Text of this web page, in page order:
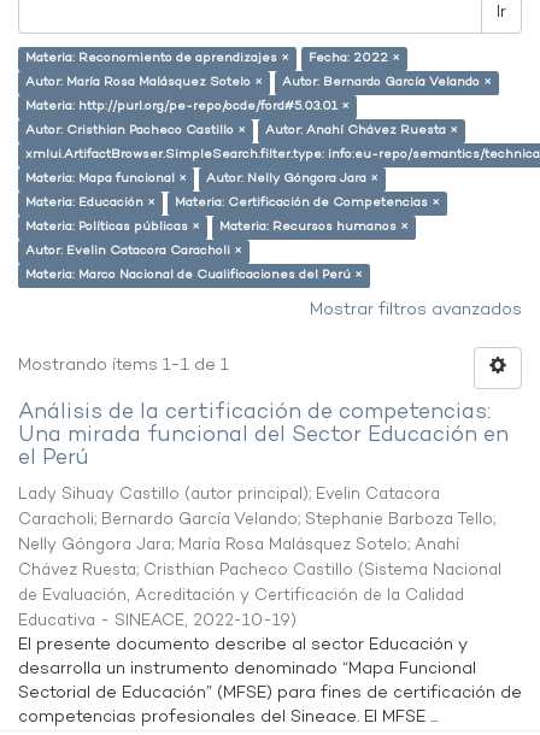
Ir
Materia: Reconomiento de aprendizajes ×
Fecha: 2022 ×
Autor: María Rosa Malásquez Sotelo ×
Autor: Bernardo García Velando ×
Materia: http://purl.org/pe-repo/ocde/ford#5.03.01 ×
Autor: Cristhian Pacheco Castillo ×
Autor: Anahí Chávez Ruesta ×
xmlui.ArtifactBrowser.SimpleSearch.filter.type: info:eu-repo/semantics/
Materia: Mapa funcional ×
Autor: Nelly Góngora Jara ×
Materia: Educación ×
Materia: Certificación de Competencias ×
Materia: Políticas públicas ×
Materia: Recursos humanos ×
Autor: Evelin Catacora Caracholi ×
Materia: Marco Nacional de Cualificaciones del Perú ×
Mostrar filtros avanzados
Mostrando ítems 1-1 de 1
Análisis de la certificación de competencias:
Una mirada funcional del Sector Educación en
el Perú
Lady Sihuay Castillo (autor principal); Evelin Catacora
Caracholi; Bernardo García Velando; Stephanie Barboza Tello;
Nelly Góngora Jara; María Rosa Malásquez Sotelo; Anahí
Chávez Ruesta; Cristhian Pacheco Castillo (Sistema Nacional
de Evaluación, Acreditación y Certificación de la Calidad
Educativa - SINEACE, 2022-10-19)
El presente documento describe al sector Educación y
desarrolla un instrumento denominado “Mapa Funcional
Sectorial de Educación” (MFSE) para fines de certificación de
competencias profesionales del Sineace. El MFSE ...